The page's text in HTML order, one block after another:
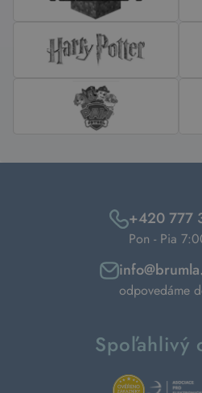
+420 777
Pon - Pia
odpovedáme
Spoľahlivý